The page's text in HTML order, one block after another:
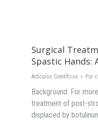
Surgical
Spastic Hands:
Artículos Científicos Por
Background: For
treatment of post-
displaced by